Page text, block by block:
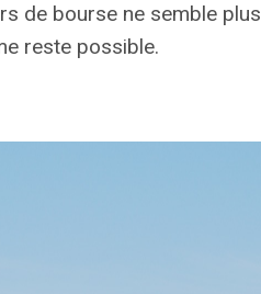
de bourse ne semble
reste possible.